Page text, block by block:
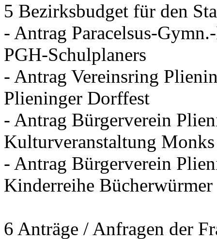
5 Bezirksbudget für den
- Antrag Paracelsus-
PGH-Schulplaners
- Antrag Vereinsring
Plieninger Dorffest
- Antrag Bürgerverein
Kulturveranstaltung Monks
- Antrag Bürgerverein
Kinderreihe Bücherwürmer
6 Anträge / Anfragen der